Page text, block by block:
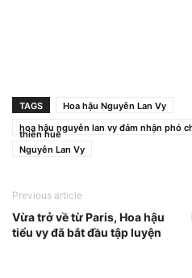
TAGS
Hoa hậu Nguyễn Lan Vy
hoa hậu nguyễn lan vy đảm nhận phó
thiên huế
Nguyễn Lan Vy
Previous article
Vừa trở về từ Paris, Hoa hậu
tiểu vy đã bắt đầu tập luyện